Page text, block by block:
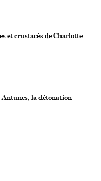
et crustacés de Charlotte
Antunes, la détonation